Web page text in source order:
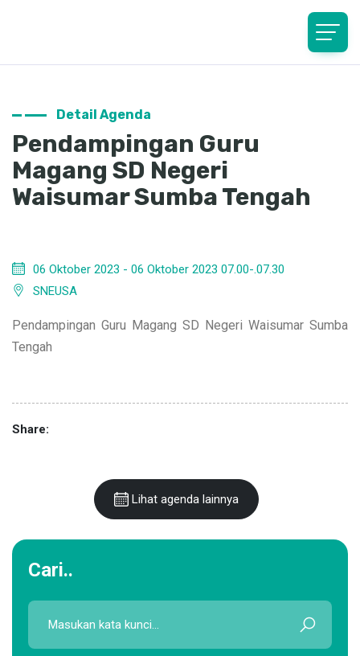
Detail Agenda
Pendampingan Guru
Magang SD Negeri
Waisumar Sumba Tengah
06 Oktober 2023 - 06 Oktober 2023 07.00-.07.30
SNEUSA
Pendampingan Guru Magang SD Negeri Waisumar Sumba
Tengah
Share:
Lihat agenda lainnya
Cari..